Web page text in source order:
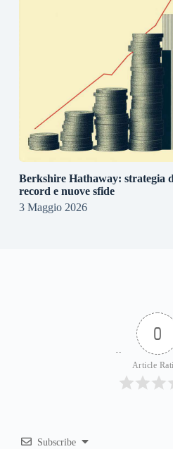
Berkshire Hathaway: strategia
record e nuove sfide
3 Maggio 2026
0
Article
Subscribe